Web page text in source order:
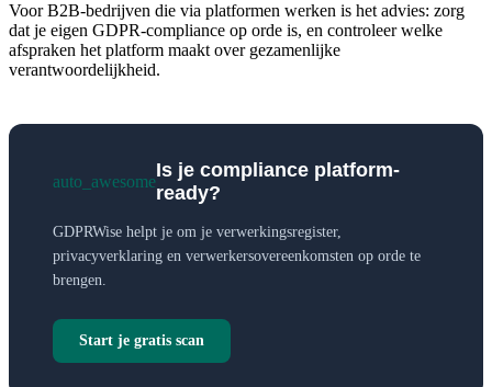
Voor B2B-bedrijven die via platformen werken is het advies: zorg
dat je eigen GDPR-compliance op orde is, en controleer welke
afspraken het platform maakt over gezamenlijke
verantwoordelijkheid.
auto_awesome
Is je compliance platform-
ready?
GDPRWise helpt je om je verwerkingsregister,
privacyverklaring en verwerkersovereenkomsten op orde te
brengen.
Start je gratis scan